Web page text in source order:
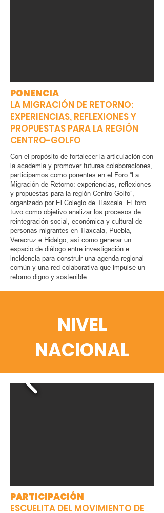
PONENCIA
LA MIGRACIÓN DE RETORNO:
EXPERIENCIAS, REFLEXIONES Y
PROPUESTAS PARA LA REGIÓN
CENTRO-GOLFO
Con el propósito de fortalecer la articulación con
la academia y promover futuras colaboraciones,
participamos como ponentes en el Foro “La
Migración de Retorno: experiencias, reflexiones
y propuestas para la región Centro-Golfo”,
organizado por El Colegio de Tlaxcala. El foro
tuvo como objetivo analizar los procesos de
reintegración social, económica y cultural de
personas migrantes en Tlaxcala, Puebla,
Veracruz e Hidalgo, así como generar un
espacio de diálogo entre investigación e
incidencia para construir una agenda regional
común y una red colaborativa que impulse un
retorno digno y sostenible.
NIVEL
NACIONAL
PARTICIPACIÓN
ESCUELITA DEL MOVIMIENTO DE